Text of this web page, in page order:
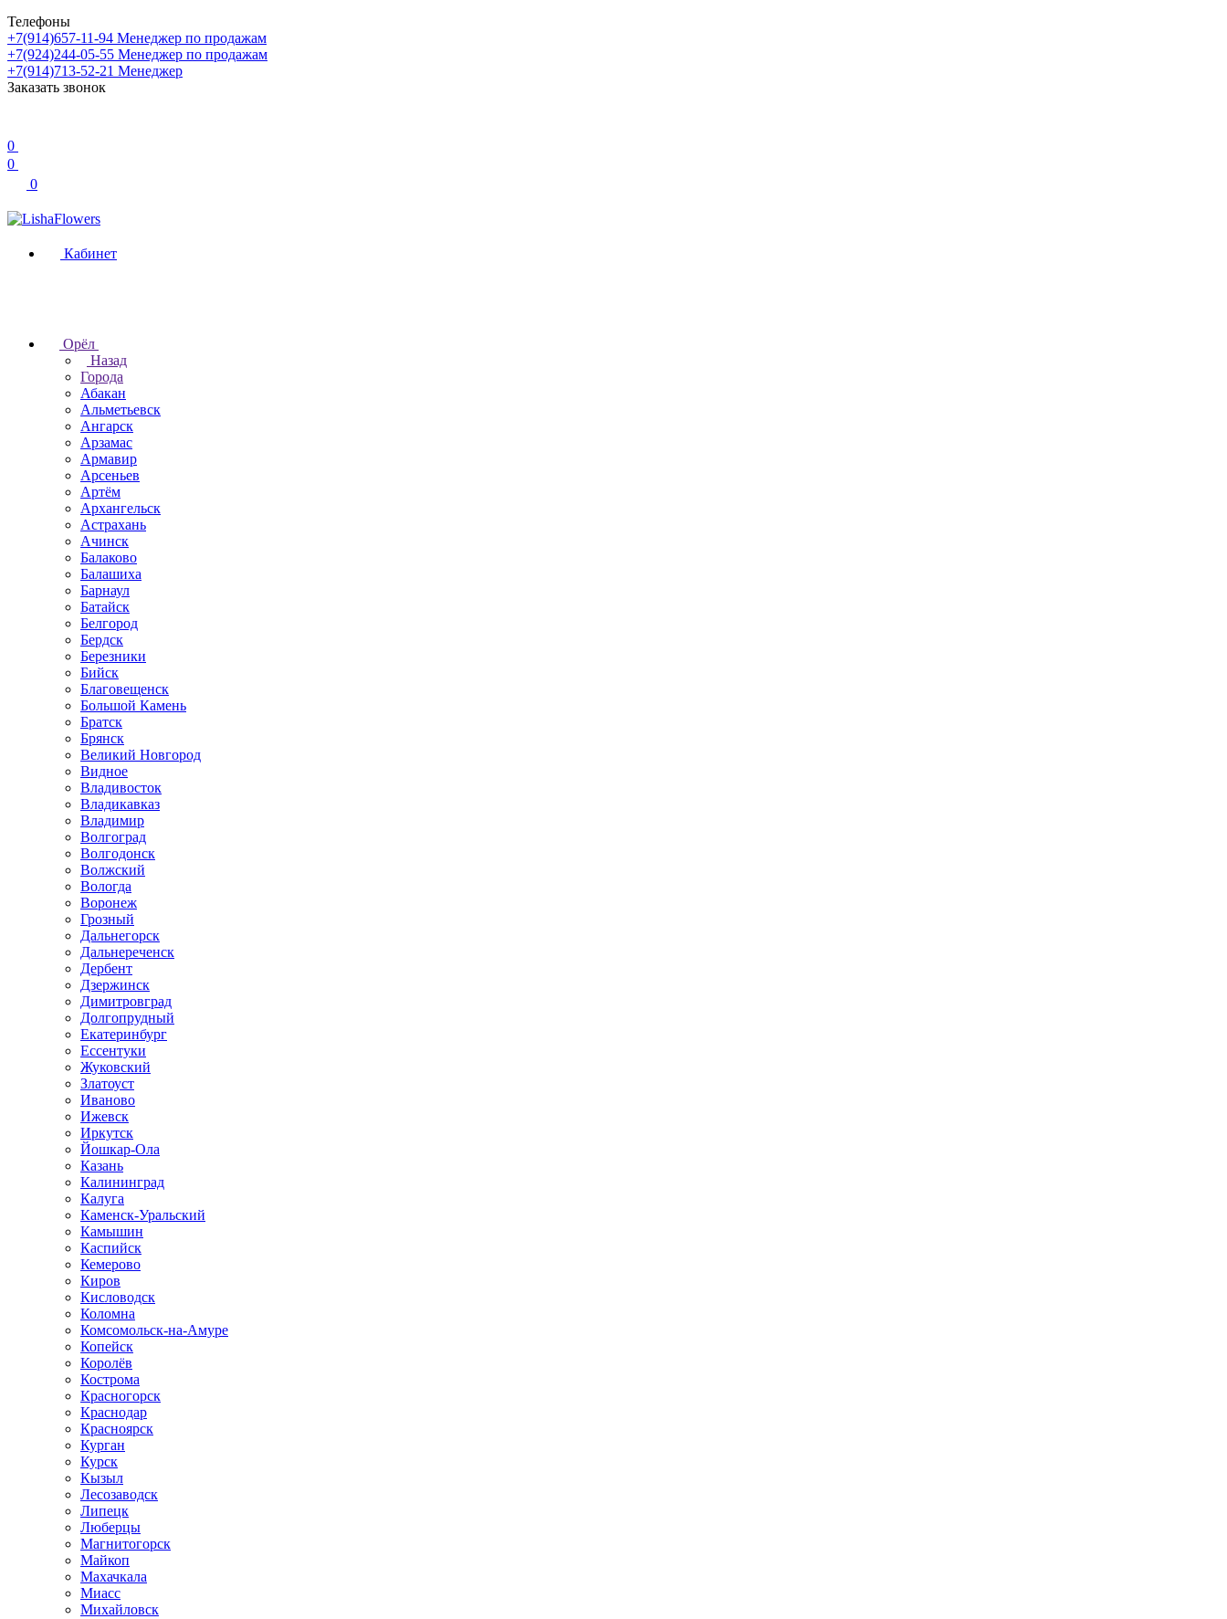
Телефоны
+7(914)657-11-94 Менеджер по продажам
+7(924)244-05-55 Менеджер по продажам
+7(914)713-52-21 Менеджер
Заказать звонок
0
0
0
Кабинет
Орёл
Назад
Города
Абакан
Альметьевск
Ангарск
Арзамас
Армавир
Арсеньев
Артём
Архангельск
Астрахань
Ачинск
Балаково
Балашиха
Барнаул
Батайск
Белгород
Бердск
Березники
Бийск
Благовещенск
Большой Камень
Братск
Брянск
Великий Новгород
Видное
Владивосток
Владикавказ
Владимир
Волгоград
Волгодонск
Волжский
Вологда
Воронеж
Грозный
Дальнегорск
Дальнереченск
Дербент
Дзержинск
Димитровград
Долгопрудный
Екатеринбург
Ессентуки
Жуковский
Златоуст
Иваново
Ижевск
Иркутск
Йошкар-Ола
Казань
Калининград
Калуга
Каменск-Уральский
Камышин
Каспийск
Кемерово
Киров
Кисловодск
Коломна
Комсомольск-на-Амуре
Копейск
Королёв
Кострома
Красногорск
Краснодар
Красноярск
Курган
Курск
Кызыл
Лесозаводск
Липецк
Люберцы
Магнитогорск
Майкоп
Махачкала
Миасс
Михайловск